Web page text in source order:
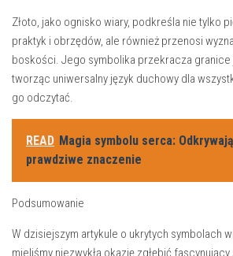
Złoto, jako ognisko wiary, podkreśla nie tylko
praktyk i obrzędów, ale również przenosi
boskości. Jego symbolika przekracza granice
tworząc⁤ uniwersalny⁤ język duchowy dla⁣
go odczytać.
READ Magia symbolu serca:
prawdziwe znaczenie
Podsumowanie
W dzisiejszym artykule o ukrytych symbolach
mieliśmy niezwykłą okazję zgłębić